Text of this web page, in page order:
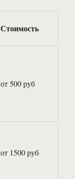
Стоимость
от 500 руб
от 1500 руб